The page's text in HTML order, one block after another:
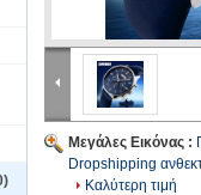
Μεγάλες Εικόνας :
Dropshipping
Καλύτερη τιμή